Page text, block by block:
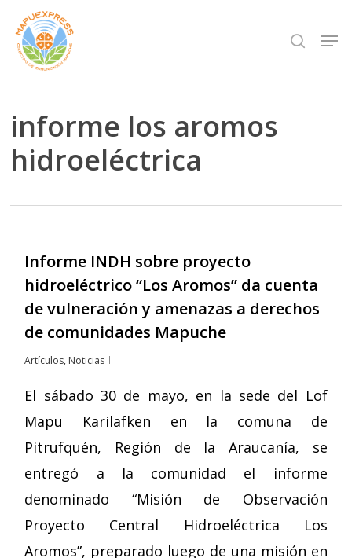
Skip
main
search
informe los aromos
hidroeléctrica
Informe INDH sobre proyecto
hidroeléctrico “Los Aromos” da cuenta
de vulneración y amenazas a derechos
de comunidades Mapuche
Artículos, Noticias
El sábado 30 de mayo, en la sede del Lof
Mapu Karilafken en la comuna de
Pitrufquén, Región de la Araucanía, se
entregó a la comunidad el informe
denominado “Misión de Observación
Proyecto Central Hidroeléctrica Los
Aromos”, preparado luego de una misión en
Close